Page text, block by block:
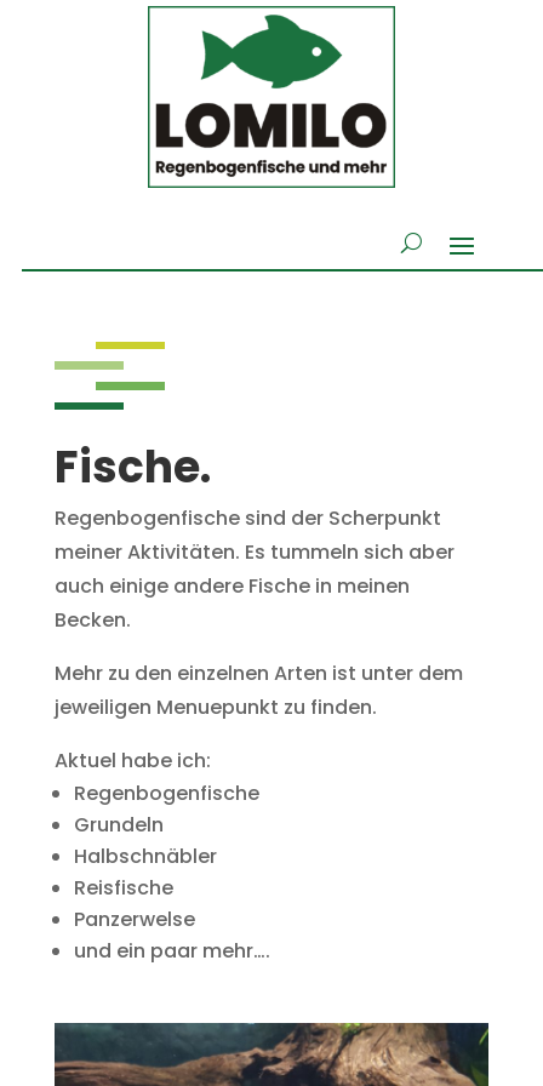
Fische.
Regenbogenfische sind der Scherpunkt
meiner Aktivitäten. Es tummeln sich aber
auch einige andere Fische in meinen
Becken.
Mehr zu den einzelnen Arten ist unter dem
jeweiligen Menuepunkt zu finden.
Aktuel habe ich:
Regenbogenfische
Grundeln
Halbschnäbler
Reisfische
Panzerwelse
und ein paar mehr….